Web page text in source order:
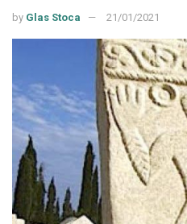
by Glas Stoca 21/01/2021